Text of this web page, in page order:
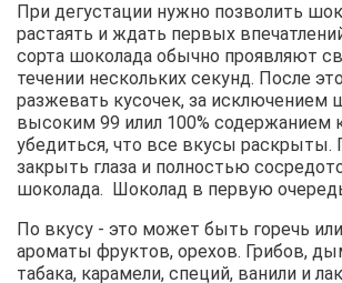
При дегустации нужно позволить
растаять и ждать первых
сорта шоколада обычно проявляют
течении нескольких секунд. После
разжевать кусочек, за исключением
высоким 99 илил 100% содержанием
убедиться, что все вкусы раскрыты.
закрыть глаза и полностью
шоколада. Шоколад в первую
По вкусу - это может быть горечь
ароматы фруктов, орехов. Грибов,
табака, карамели, специй, ванили и